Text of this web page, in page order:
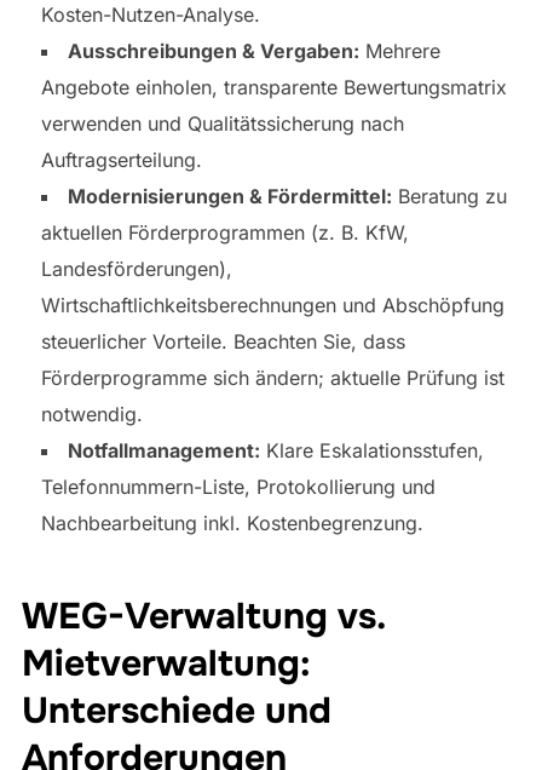
Kosten-Nutzen-Analyse.
Ausschreibungen & Vergaben: Mehrere
Angebote einholen, transparente Bewertungsmatrix
verwenden und Qualitätssicherung nach
Auftragserteilung.
Modernisierungen & Fördermittel: Beratung zu
aktuellen Förderprogrammen (z. B. KfW,
Landesförderungen),
Wirtschaftlichkeitsberechnungen und Abschöpfung
steuerlicher Vorteile. Beachten Sie, dass
Förderprogramme sich ändern; aktuelle Prüfung ist
notwendig.
Notfallmanagement: Klare Eskalationsstufen,
Telefonnummern-Liste, Protokollierung und
Nachbearbeitung inkl. Kostenbegrenzung.
WEG-Verwaltung vs.
Mietverwaltung:
Unterschiede und
Anforderungen